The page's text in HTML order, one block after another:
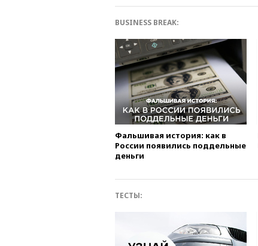
BUSINESS BREAK:
Фальшивая история: как в
России появились поддельные
деньги
ТЕСТЫ: